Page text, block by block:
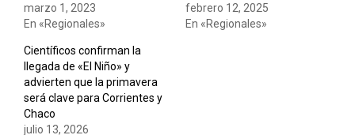
marzo 1, 2023
En «Regionales»
febrero 12, 2025
En «Regionales»
Científicos confirman la
llegada de «El Niño» y
advierten que la primavera
será clave para Corrientes y
Chaco
julio 13, 2026